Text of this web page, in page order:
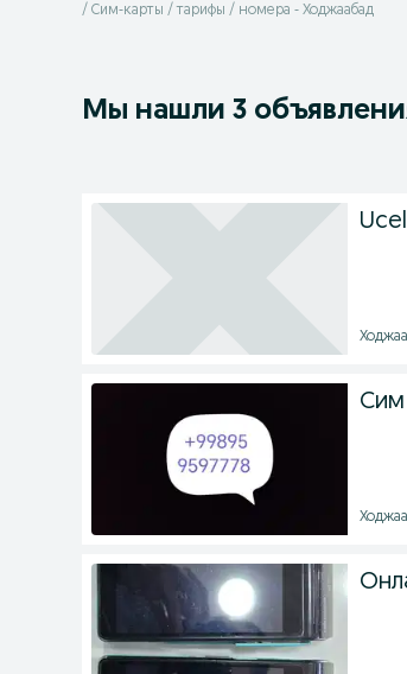
Сим-карты / тарифы / номера - Ходжаабад
Мы нашли 3
Сим